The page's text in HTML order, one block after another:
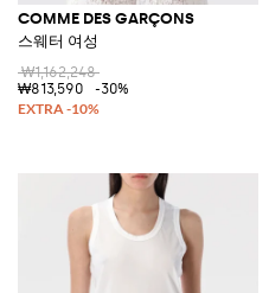
COMME DES GARÇONS
스웨터 여성
₩1,162,248
₩813,590
-30%